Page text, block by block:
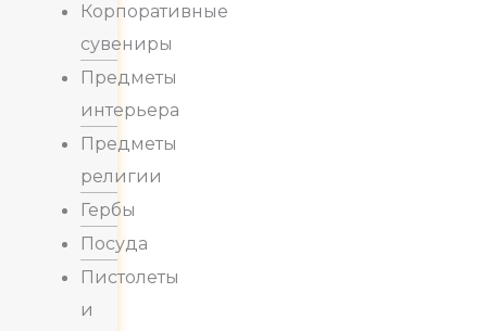
Корпоративные
сувениры
Предметы
интерьера
Предметы
религии
Гербы
Посуда
Пистолеты
и